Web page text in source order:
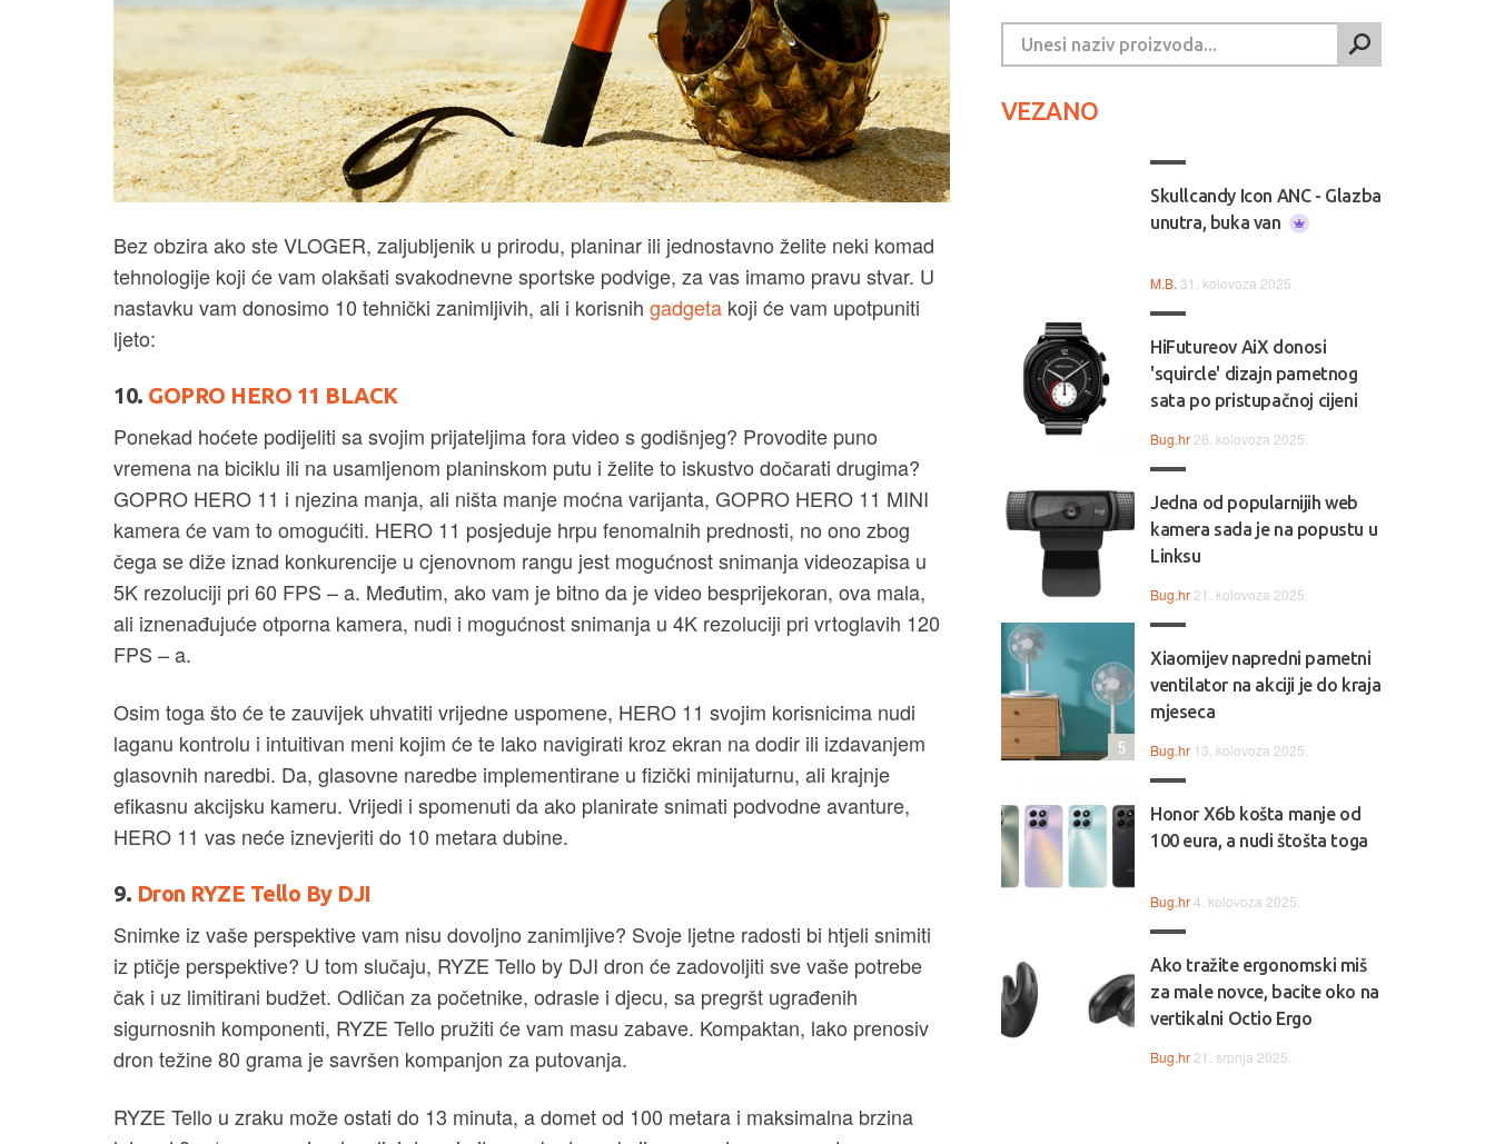
Bez obzira ako ste VLOGER, zaljubljenik u prirodu, planinar ili jednostavno želite neki komad
tehnologije koji će vam olakšati svakodnevne sportske podvige, za vas imamo pravu stvar. U
nastavku vam donosimo 10 tehnički zanimljivih, ali i korisnih gadgeta koji će vam upotpuniti
ljeto:
10. GOPRO HERO 11 BLACK
Ponekad hoćete podijeliti sa svojim prijateljima fora video s godišnjeg? Provodite puno
vremena na biciklu ili na usamljenom planinskom putu i želite to iskustvo dočarati drugima?
GOPRO HERO 11 i njezina manja, ali ništa manje moćna varijanta, GOPRO HERO 11 MINI
kamera će vam to omogućiti. HERO 11 posjeduje hrpu fenomalnih prednosti, no ono zbog
čega se diže iznad konkurencije u cjenovnom rangu jest mogućnost snimanja videozapisa u
5K rezoluciji pri 60 FPS – a. Međutim, ako vam je bitno da je video besprijekoran, ova mala,
ali iznenađujuće otporna kamera, nudi i mogućnost snimanja u 4K rezoluciji pri vrtoglavih 120
FPS – a.
Osim toga što će te zauvijek uhvatiti vrijedne uspomene, HERO 11 svojim korisnicima nudi
laganu kontrolu i intuitivan meni kojim će te lako navigirati kroz ekran na dodir ili izdavanjem
glasovnih naredbi. Da, glasovne naredbe implementirane u fizički minijaturnu, ali krajnje
efikasnu akcijsku kameru. Vrijedi i spomenuti da ako planirate snimati podvodne avanture,
HERO 11 vas neće iznevjeriti do 10 metara dubine.
9. Dron RYZE Tello By DJI
Snimke iz vaše perspektive vam nisu dovoljno zanimljive? Svoje ljetne radosti bi htjeli snimiti
iz ptičje perspektive? U tom slučaju, RYZE Tello by DJI dron će zadovoljiti sve vaše potrebe
čak i uz limitirani budžet. Odličan za početnike, odrasle i djecu, sa pregršt ugrađenih
sigurnosnih komponenti, RYZE Tello pružiti će vam masu zabave. Kompaktan, lako prenosiv
dron težine 80 grama je savršen kompanjon za putovanja.
RYZE Tello u zraku može ostati do 13 minuta, a domet od 100 metara i maksimalna brzina
VEZANO
Skullcandy Icon ANC - Glazba
unutra, buka van
M.B. 31. kolovoza 2025.
HiFutureov AiX donosi
'squircle' dizajn pametnog
sata po pristupačnoj cijeni
Bug.hr 26. kolovoza 2025.
Jedna od popularnijih web
kamera sada je na popustu u
Linksu
Bug.hr 21. kolovoza 2025.
Xiaomijev napredni pametni
ventilator na akciji je do kraja
mjeseca
Bug.hr 13. kolovoza 2025.
5
Honor X6b košta manje od
100 eura, a nudi štošta toga
Bug.hr4. kolovoza 2025.
Ako tražite ergonomski miš
za male novce, bacite oko na
vertikalni Octio Ergo
Bug.hr 21. srpnja 2025.